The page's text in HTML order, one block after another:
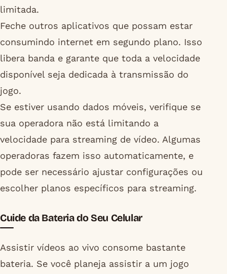
limitada.
Feche outros aplicativos que possam estar
consumindo internet em segundo plano. Isso
libera banda e garante que toda a velocidade
disponível seja dedicada à transmissão do
jogo.
Se estiver usando dados móveis, verifique se
sua operadora não está limitando a
velocidade para streaming de vídeo. Algumas
operadoras fazem isso automaticamente, e
pode ser necessário ajustar configurações ou
escolher planos específicos para streaming.
Cuide da Bateria do Seu Celular
Assistir vídeos ao vivo consome bastante
bateria. Se você planeja assistir a um jogo